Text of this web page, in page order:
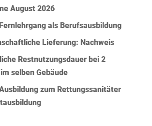
August 2026
als Berufsausbildung
Lieferung: Nachweis
Restnutzungsdauer bei 2
selben Gebäude
zum Rettungssanitäter